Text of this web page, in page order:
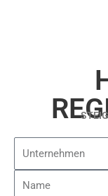
Unternehmen
Name